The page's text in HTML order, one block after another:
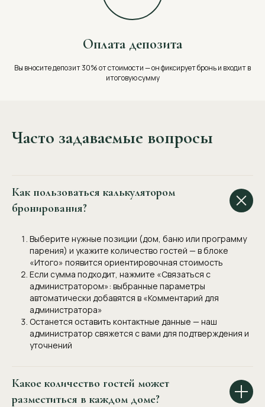
Оплата депозита
Вы вносите депозит 30% от стоимости — он фиксирует бронь и входит в
итоговую сумму
Часто задаваемые вопросы
Как пользоваться калькулятором
бронирования?
Выберите нужные позиции (дом, баню или программу
парения) и укажите количество гостей — в блоке
«Итого» появится ориентировочная стоимость
Если сумма подходит, нажмите «Связаться с
администратором»: выбранные параметры
автоматически добавятся в «Комментарий для
администратора»
Останется оставить контактные данные — наш
администратор свяжется с вами для подтверждения и
уточнений
Какое количество гостей может
разместиться в каждом доме?